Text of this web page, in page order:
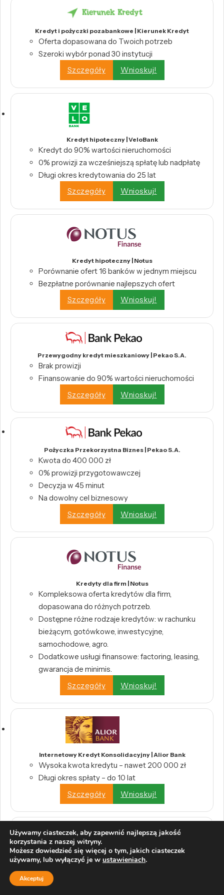
Kredyt i pożyczki pozabankowe | Kierunek Kredyt
Oferta dopasowana do Twoich potrzeb
Szeroki wybór ponad 30 instytucji
Szczegóły
Wnioskuj!
Kredyt hipoteczny | VeloBank
Kredyt do 90% wartości nieruchomości
0% prowizji za wcześniejszą spłatę lub nadpłatę
Długi okres kredytowania do 25 lat
Szczegóły
Wnioskuj!
Kredyt hipoteczny | Notus
Porównanie ofert 16 banków w jednym miejscu
Bezpłatne porównanie najlepszych ofert
Szczegóły
Wnioskuj!
Przewygodny kredyt mieszkaniowy | Pekao S.A.
Brak prowizji
Finansowanie do 90% wartości nieruchomości
Szczegóły
Wnioskuj!
Pożyczka Przekorzystna Biznes | Pekao S.A.
Kwota do 400 000 zł
0% prowizji przygotowawczej
Decyzja w 45 minut
Na dowolny cel biznesowy
Szczegóły
Wnioskuj!
Kredyty dla firm | Notus
Kompleksowa oferta kredytów dla firm,
dopasowana do różnych potrzeb.
Dostępne różne rodzaje kredytów: w rachunku
bieżącym, gotówkowe, inwestycyjne,
samochodowe, agro.
Dodatkowe usługi finansowe: factoring, leasing,
gwarancja de minimis.
Szczegóły
Wnioskuj!
Internetowy Kredyt Konsolidacyjny | Alior Bank
Wysoka kwota kredytu – nawet 200 000 zł
Długi okres spłaty – do 10 lat
Szczegóły
Wnioskuj!
Kredyt konsolidacyjny | Bank BNP Paribas
Jedna rata zamiast wielu
Kwota od 1000 zł do 230 000 zł
Używamy ciasteczek, aby zapewnić najlepszą jakość
korzystania z naszej witryny.
Możesz dowiedzieć się więcej o tym, jakich ciasteczek
używamy, lub wyłączyć je w ustawieniach.
Akceptuj